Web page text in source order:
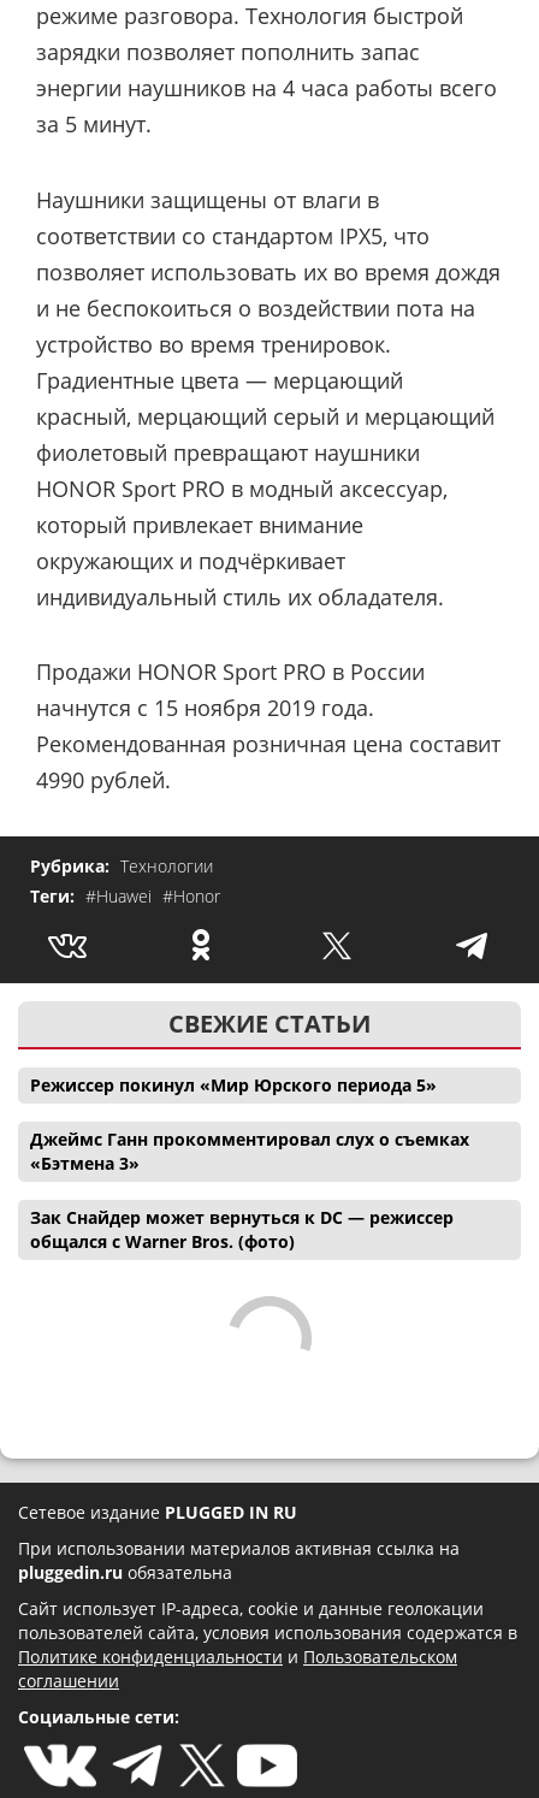
режиме разговора. Технология быстрой
зарядки позволяет пополнить запас
энергии наушников на 4 часа работы всего
за 5 минут.
Наушники защищены от влаги в
соответствии со стандартом IPX5, что
позволяет использовать их во время дождя
и не беспокоиться о воздействии пота на
устройство во время тренировок.
Градиентные цвета — мерцающий
красный, мерцающий серый и мерцающий
фиолетовый превращают наушники
HONOR Sport PRO в модный аксессуар,
который привлекает внимание
окружающих и подчёркивает
индивидуальный стиль их обладателя.
Продажи HONOR Sport PRO в России
начнутся с 15 ноября 2019 года.
Рекомендованная розничная цена составит
4990 рублей.
Рубрика: Технологии
Теги: #Huawei #Honor
СВЕЖИЕ СТАТЬИ
Режиссер покинул «Мир Юрского периода 5»
Джеймс Ганн прокомментировал слух о съемках
«Бэтмена 3»
Зак Снайдер может вернуться к DC — режиссер
общался с Warner Bros. (фото)
Сетевое издание PLUGGED IN RU
При использовании материалов активная ссылка на
pluggedin.ru обязательна
Сайт использует IP-адреса, cookie и данные геолокации
пользователей сайта, условия использования содержатся в
Политике конфиденциальности и Пользовательском
соглашении
Социальные сети: